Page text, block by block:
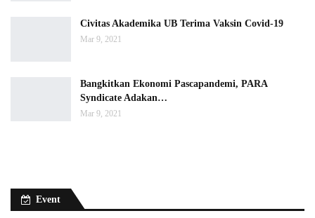
Civitas Akademika UB Terima Vaksin Covid-19
Mar 9, 2021
Bangkitkan Ekonomi Pascapandemi, PARA
Syndicate Adakan…
Mar 9, 2021
Event